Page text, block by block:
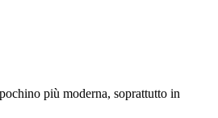
più moderna, soprattutto in